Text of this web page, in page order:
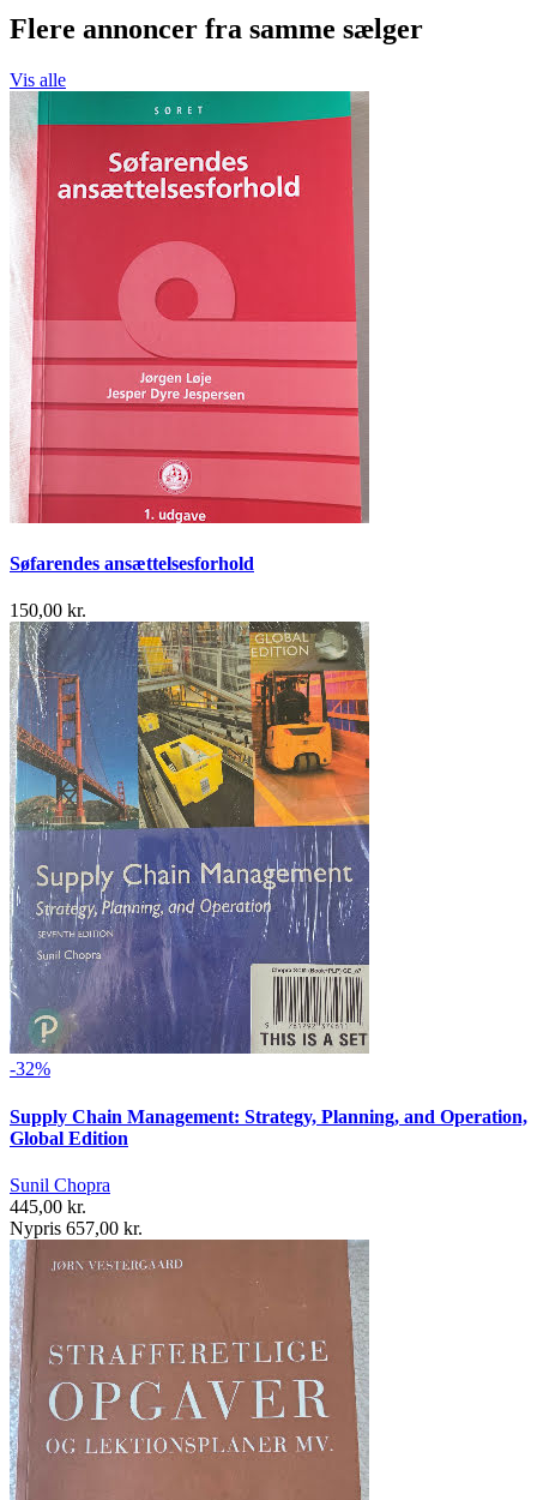
Flere annoncer fra samme sælger
Vis alle
Søfarendes ansættelsesforhold
150,00 kr.
-32%
Supply Chain Management: Strategy, Planning, and Operation,
Global Edition
Sunil Chopra
445,00 kr.
Nypris 657,00 kr.